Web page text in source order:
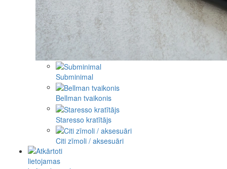
Subminimal
Bellman tvaikonis
Staresso kratītājs
Citi zīmoli / aksesuāri